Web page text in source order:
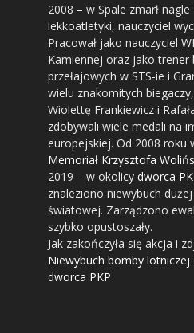
2008 – w Spale zmarł
lekkoatletyki, nauczyciel
Pracował jako nauczyciel
Kamiennej oraz jako trener
przełajowych w STS-ie i
wielu znakomitych
Wiolettę Frankiewicz i
zdobywali wiele medali na
europejskiej. Od 2008 roku
Memoriał Krzysztofa
2019 – w okolicy dworca
znaleziono niewybuch
światowej. Zarządzono
szybko opustoszały.
Jak zakończyła się akcja i
Niewybuch bomby
dworca PKP